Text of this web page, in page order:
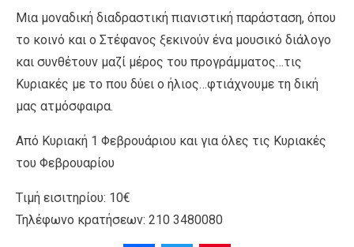
Μια μοναδική διαδραστική πιανιστική παράσταση, όπου
το κοινό και ο Στέφανος ξεκινούν ένα μουσικό διάλογο
και συνθέτουν μαζί μέρος του προγράμματος…τις
Κυριακές με το που δύει ο ήλιος…φτιάχνουμε τη δική
μας ατμόσφαιρα.
Από Κυριακή 1 Φεβρουάριου και για όλες τις Κυριακές
του Φεβρουαρίου
Tιμή εισιτηρίου: 10€
Τηλέφωνο κρατήσεων: 210 3480080